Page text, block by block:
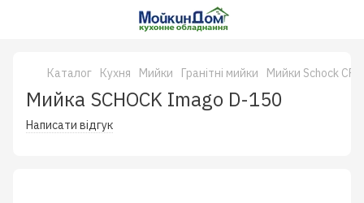
Каталог Кухня Мийки Гранітні мийки Мийки Schock
Мийка SCHOCK Imago D-150
Написати відгук